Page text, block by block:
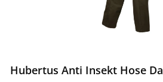
Hubertus Anti Insekt Hose